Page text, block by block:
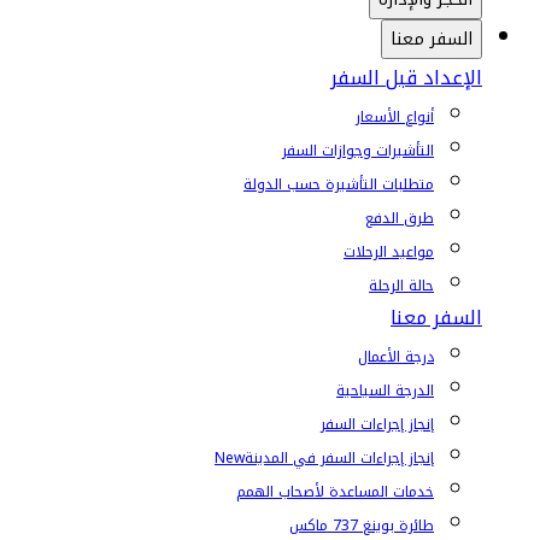
السفر معنا
الإعداد قبل السفر
أنواع الأسعار
التأشيرات وجوازات السفر
متطلبات التأشيرة حسب الدولة
طرق الدفع
مواعيد الرحلات
حالة الرحلة
السفر معنا
درجة الأعمال
الدرجة السياحية
إنجاز إجراءات السفر
إنجاز إجراءات السفر في المدينةNew
خدمات المساعدة لأصحاب الهمم
طائرة بوينغ 737 ماكس